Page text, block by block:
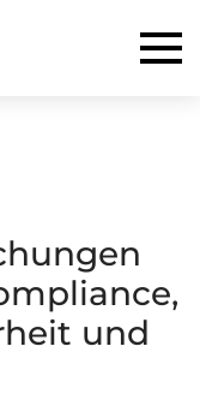
und